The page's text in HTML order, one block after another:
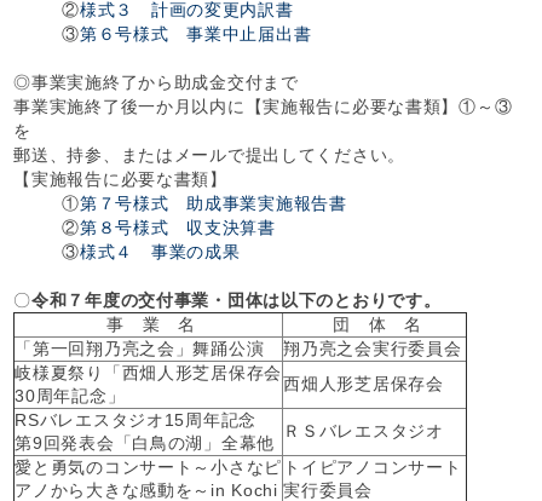
②様式３ 計画の変更内訳書
③第６号様式 事業中止届出書
◎事業実施終了から助成金交付まで
事業実施終了後一か月以内に【実施報告に必要な書類】①～③
を
郵送、持参、またはメールで提出してください。
【実施報告に必要な書類】
①第７号様式 助成事業実施報告書
②第８号様式 収支決算書
③様式４ 事業の成果
〇令和７年度の交付事業・団体は以下のとおりです。
事 業 名
団 体 名
「第一回翔乃亮之会」舞踊公演
翔乃亮之会実行委員会
岐様夏祭り「西畑人形芝居保存会
30周年記念」
西畑人形芝居保存会
RSバレエスタジオ15周年記念
第9回発表会「白鳥の湖」全幕他
ＲＳバレエスタジオ
愛と勇気のコンサート～小さなピ
アノから大きな感動を～in Kochi
トイピアノコンサート
実行委員会